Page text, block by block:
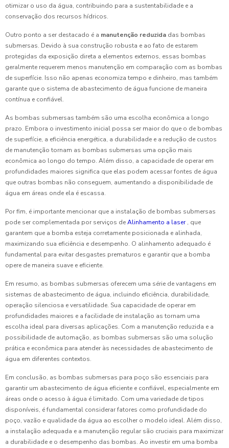
otimizar o uso da água, contribuindo para a sustentabilidade e a
conservação dos recursos hídricos.
Outro ponto a ser destacado é a manutenção reduzida das bombas
submersas. Devido à sua construção robusta e ao fato de estarem
protegidas da exposição direta a elementos externos, essas bombas
geralmente requerem menos manutenção em comparação com as bombas
de superfície. Isso não apenas economiza tempo e dinheiro, mas também
garante que o sistema de abastecimento de água funcione de maneira
contínua e confiável.
As bombas submersas também são uma escolha econômica a longo
prazo. Embora o investimento inicial possa ser maior do que o de bombas
de superfície, a eficiência energética, a durabilidade e a redução de custos
de manutenção tornam as bombas submersas uma opção mais
econômica ao longo do tempo. Além disso, a capacidade de operar em
profundidades maiores significa que elas podem acessar fontes de água
que outras bombas não conseguem, aumentando a disponibilidade de
água em áreas onde ela é escassa.
Por fim, é importante mencionar que a instalação de bombas submersas
pode ser complementada por serviços deAlinhamento a laser, que
garantem que a bomba esteja corretamente posicionada e alinhada,
maximizando sua eficiência e desempenho. O alinhamento adequado é
fundamental para evitar desgastes prematuros e garantir que a bomba
opere de maneira suave e eficiente.
Em resumo, as bombas submersas oferecem uma série de vantagens em
sistemas de abastecimento de água, incluindo eficiência, durabilidade,
operação silenciosa e versatilidade. Sua capacidade de operar em
profundidades maiores e a facilidade de instalação as tornam uma
escolha ideal para diversas aplicações. Com a manutenção reduzida e a
possibilidade de automação, as bombas submersas são uma solução
prática e econômica para atender às necessidades de abastecimento de
água em diferentes contextos.
Em conclusão, as bombas submersas para poço são essenciais para
garantir um abastecimento de água eficiente e confiável, especialmente em
áreas onde o acesso à água é limitado. Com uma variedade de tipos
disponíveis, é fundamental considerar fatores como profundidade do
poço, vazão e qualidade da água ao escolher o modelo ideal. Além disso,
a instalação adequada e a manutenção regular são cruciais para maximizar
a durabilidade e o desempenho das bombas. Ao investir em uma bomba